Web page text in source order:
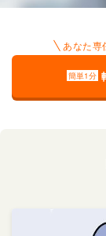
あなた専
簡単1分